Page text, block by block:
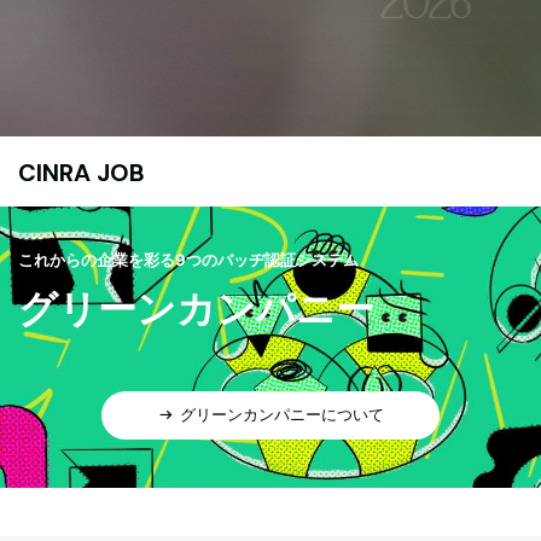
CINRA JOB
これからの企業を彩る9つのバッヂ認証システム
グリーンカンパニー
グリーンカンパニーについて